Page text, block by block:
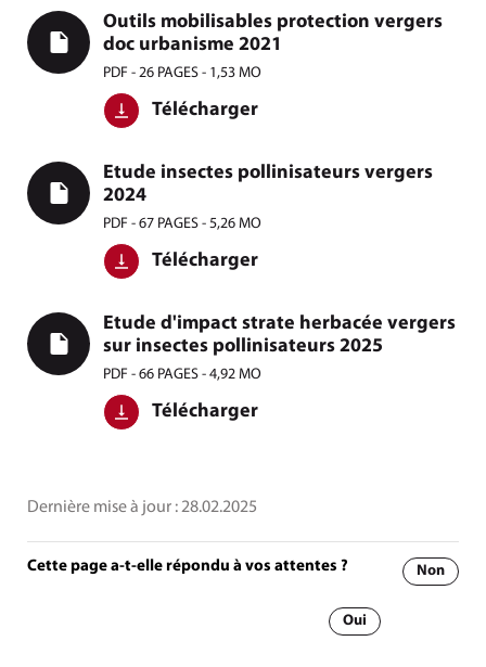
Outils mobilisables protection vergers
doc urbanisme 2021
PDF - 26 PAGES - 1,53 MO
Télécharger
Etude insectes pollinisateurs vergers
2024
PDF - 67 PAGES - 5,26 MO
Télécharger
Etude d'impact strate herbacée vergers
sur insectes pollinisateurs 2025
PDF - 66 PAGES - 4,92 MO
Télécharger
Dernière mise à jour :28.02.2025
Cette page a-t-elle répondu à vos attentes ? Non
Oui